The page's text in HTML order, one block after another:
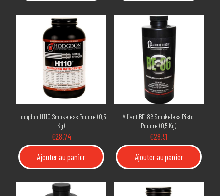
Hodgdon H110 Smokeless Poudre (0,5
Kg)
€28.74
Ajouter au panier
Alliant BE-86 Smokeless Pistol
Poudre (0,5 Kg)
€28.91
Ajouter au panier